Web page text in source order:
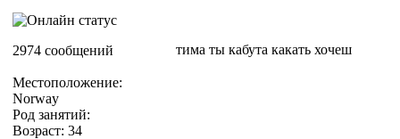
2974 сообщений
Местоположение:
Norway
Род занятий:
Возраст: 34
тима ты кабута какать хочеш